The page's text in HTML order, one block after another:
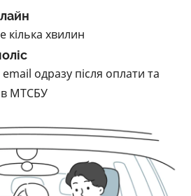
кілька хвилин
одразу після оплати та
в МТСБУ